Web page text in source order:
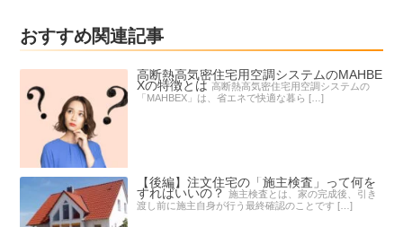
おすすめ関連記事
高断熱高気密住宅用空調システムのMAHBE
Xの特徴とは 高断熱高気密住宅用空調システムの
「MAHBEX」は、省エネで快適な暮ら […]
【後編】注文住宅の「施主検査」って何を
すればいいの？ 施主検査とは、家の完成後、引き
渡し前に施主自身が行う最終確認のことです […]